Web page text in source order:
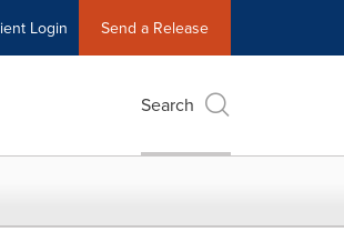
Login Send a Release
Search